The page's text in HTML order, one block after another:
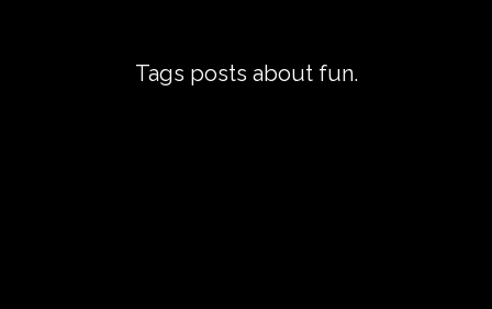
Tags posts about fun.